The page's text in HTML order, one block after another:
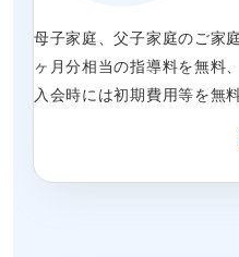
母子家庭、父子家庭のご家
ヶ月分相当の指導料を無料
入会時には初期費用等を無料